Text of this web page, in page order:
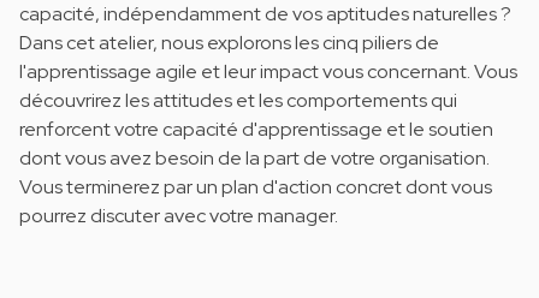
capacité, indépendamment de vos aptitudes naturelles ?
Dans cet atelier, nous explorons les cinq piliers de
l'apprentissage agile et leur impact vous concernant. Vous
découvrirez les attitudes et les comportements qui
renforcent votre capacité d'apprentissage et le soutien
dont vous avez besoin de la part de votre organisation.
Vous terminerez par un plan d'action concret dont vous
pourrez discuter avec votre manager.